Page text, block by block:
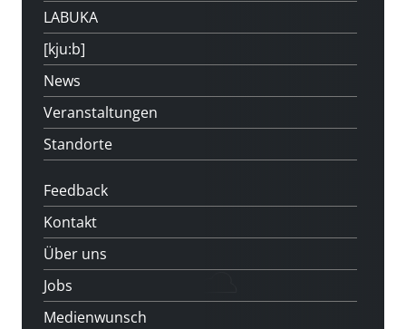
LABUKA
[kju:b]
News
Veranstaltungen
Standorte
Feedback
Kontakt
Über uns
Jobs
Medienwunsch